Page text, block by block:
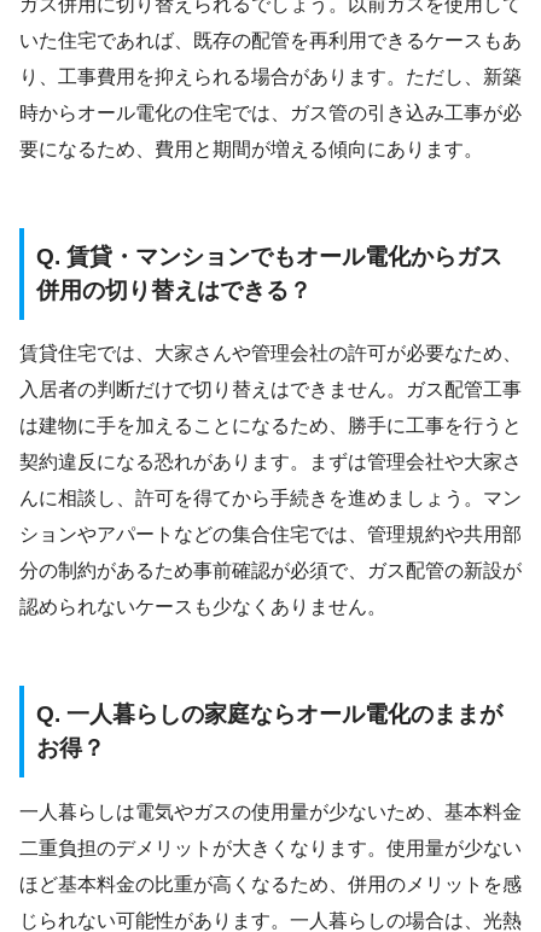
ガス併用に切り替えられるでしょう。以前ガスを使用して
いた住宅であれば、既存の配管を再利用できるケースもあ
り、工事費用を抑えられる場合があります。ただし、新築
時からオール電化の住宅では、ガス管の引き込み工事が必
要になるため、費用と期間が増える傾向にあります。
Q. 賃貸・マンションでもオール電化からガス
併用の切り替えはできる？
賃貸住宅では、大家さんや管理会社の許可が必要なため、
入居者の判断だけで切り替えはできません。ガス配管工事
は建物に手を加えることになるため、勝手に工事を行うと
契約違反になる恐れがあります。まずは管理会社や大家さ
んに相談し、許可を得てから手続きを進めましょう。マン
ションやアパートなどの集合住宅では、管理規約や共用部
分の制約があるため事前確認が必須で、ガス配管の新設が
認められないケースも少なくありません。
Q. 一人暮らしの家庭ならオール電化のままが
お得？
一人暮らしは電気やガスの使用量が少ないため、基本料金
二重負担のデメリットが大きくなります。使用量が少ない
ほど基本料金の比重が高くなるため、併用のメリットを感
じられない可能性があります。一人暮らしの場合は、光熱